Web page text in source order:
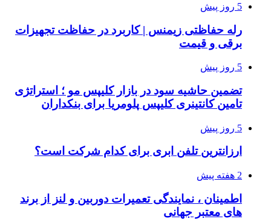
5 روز پیش
رله حفاظتی زیمنس | کاربرد در حفاظت تجهیزات
برقی و قیمت
5 روز پیش
تضمین حاشیه سود در بازار کلیپس مو ؛ استراتژی
تامین کانتینری کلیپس پلومریا برای بنکداران
5 روز پیش
ارزانترین تلفن ابری برای کدام شرکت است؟
2 هفته پیش
اطمینان ، نمایندگی تعمیرات دوربین و لنز از برند
های معتبر جهانی